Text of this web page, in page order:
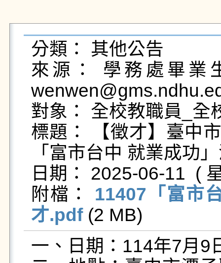
分類： 其他公告
來源： 學務處畢業
對象： 全校教職員_全
標題： 【徵才】臺中
「富市台中 就業成功
日期： 2025-06-11  (
附檔： 11407「富市
才.pdf (2 MB)
一、日期：114年7月9